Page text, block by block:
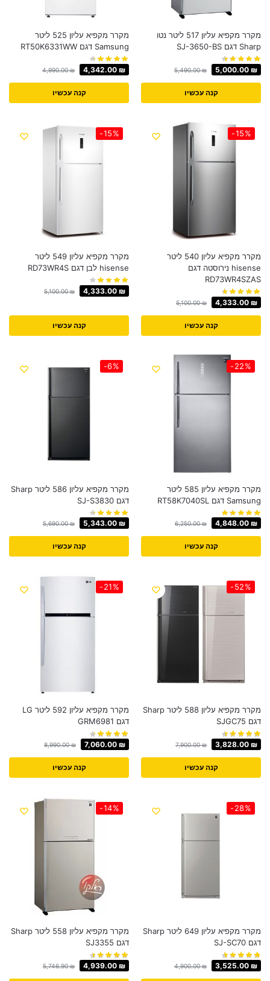
מקרר מקפיא עליון 517 ליטר נטו
Sharp דגם SJ-3650-BS
5,490.00₪ 5,000.00 ₪
קנה עכשיו
מקרר מקפיא עליון 525 ליטר
Samsung דגם RT50K6331WW
4,990.00₪ 4,342.00 ₪
קנה עכשיו
-15%
מקרר ‏מקפיא עליון 540 ‏ליטר
hisense נירוסטה דגם
RD73WR4SZAS
5,100.00₪ 4,333.00 ₪
קנה עכשיו
-15%
מקרר ‏מקפיא עליון 549 ‏ליטר
hisense לבן דגם RD73WR4S
5,100.00₪ 4,333.00 ₪
קנה עכשיו
-22%
מקרר ‏מקפיא עליון 585 ‏ליטר
Samsung דגם RT58K7040SL
6,250.00₪ 4,848.00 ₪
קנה עכשיו
-6%
מקרר ‏מקפיא עליון 586 ליטר Sharp
דגם SJ-S3830
5,690.00₪ 5,343.00 ₪
קנה עכשיו
-52%
מקרר מקפיא עליון 588 ליטר Sharp
דגם SJGC75
7,900.00₪ 3,828.00 ₪
קנה עכשיו
-21%
מקרר ‏מקפיא עליון 592 ‏ליטר LG
דגם GRM6981
8,990.00₪ 7,060.00 ₪
קנה עכשיו
-28%
מקרר מקפיא עליון 649 ליטר Sharp
דגם SJ-SC70
4,900.00₪ 3,525.00 ₪
-14%
מקרר ‏מקפיא עליון 558 ליטר Sharp
דגם SJ3355
5,746.90₪ 4,939.00 ₪